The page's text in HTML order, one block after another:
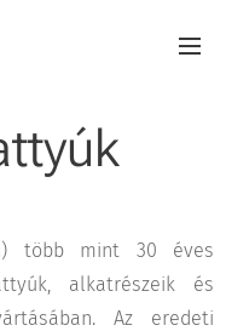
) több mint 30 éves
alkatrészeik és
Az eredeti